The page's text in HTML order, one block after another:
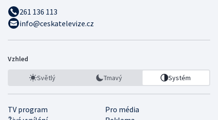
261 136 113
info@ceskatelevize.cz
Vzhled
Světlý Tmavý Systém
TV program
Pro média